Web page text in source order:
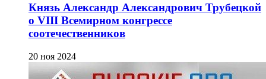
Князь Александр Александрович Трубецкой
о VIII Всемирном конгрессе
соотечественников
20 ноя 2024